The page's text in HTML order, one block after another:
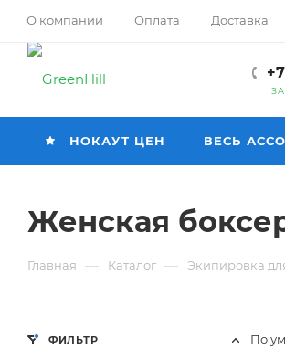
О компании Оплата Доставка
НОКАУТ ЦЕН ВЕСЬ
Женская
Главная — Каталог — Экипировка
По
ФИЛЬТР